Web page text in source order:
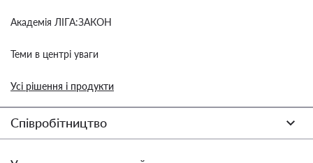
Академія ЛІГА:ЗАКОН
Теми в центрі уваги
Усі рішення і продукти
Співробітництво